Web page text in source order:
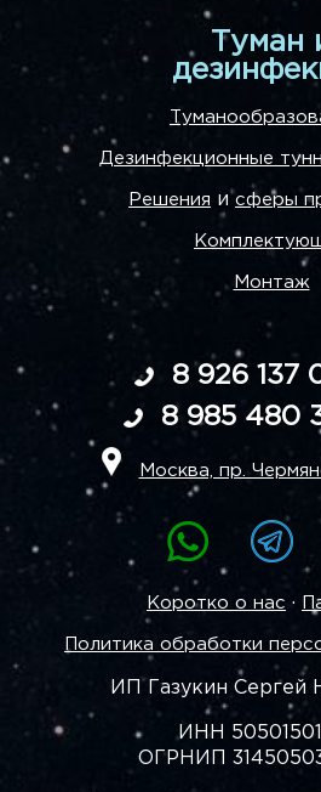
Туман
Дезинфекционные
Решения исферы
Монтаж
8 926 137
8 985 480
Москва, пр.
Коротко о нас ·
Политика обработки
ИП Газукин Сергей
ИНН
ОГРНИП